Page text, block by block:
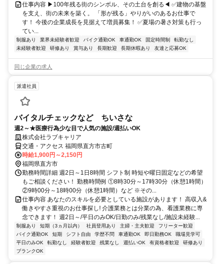
仕事内容 ▶100年残る街のシンボル、その土台を創る◀ ✅建物の基盤
を支え、街の未来を築く。 「形が残る」やりがいのあるお仕事で
す！ 今後の企業成長を見据えて増員募集！ ✅夏場の暑さ対策も行っ
てい...
制服あり 業界未経験者歓迎 バイク通勤OK 車通勤OK 固定時間制
転勤なし
未経験者歓迎
研修あり 賞与あり 長期歓迎 長期休暇あり 友達と応募OK
同じ企業の求人
派遣社員
バイタルチェックなど ちいさな
週2～★医療行為少な目で人気の施設/週払いOK
株式会社ラブキャリア
交通・アクセス 福岡県直方市古町
時給1,900円～2,150円
福岡県直方市
勤務時間詳細 週2日～1日8時間 シフト制 時短や曜日固定などの希望
もご相談ください！ 勤務時間例 ①8時30分～17時30分（休憩1時間）
②9時00分～18時00分（休憩1時間）など ※その...
仕事内容 あなたのスキルを必要としている施設があります！ 高収入&
働きやすさ重視のお仕事探し! 介護業務とは分業の為、看護業務に専
念できます！ 週2日～/平日のみOK/日勤のみ/残業なし/施設未経験...
制服あり 短期（3ヵ月以内） 社員登用あり 主婦・主夫歓迎
フリーター歓迎
バイク通勤OK
短期 シフト自由 学歴不問 車通勤OK 即日勤務OK
職場見学可
平日のみOK
転勤なし 経験者歓迎 残業なし 週払いOK 有資格者歓迎
研修あり
ブランクOK